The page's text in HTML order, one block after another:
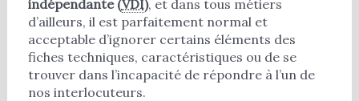
indépendante (VDI), et dans tous métiers
d’ailleurs, il est parfaitement normal et
acceptable d’ignorer certains éléments des
fiches techniques, caractéristiques ou de se
trouver dans l’incapacité de répondre à l’un de
nos interlocuteurs.